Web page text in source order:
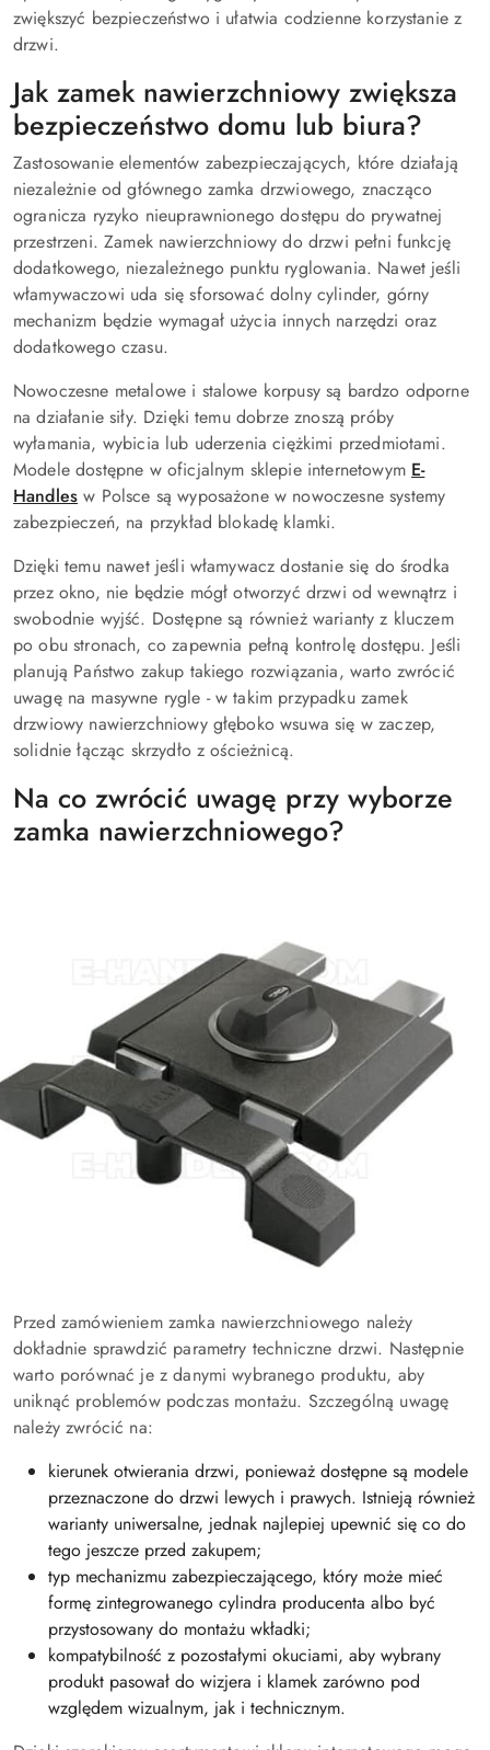
zwiększyć bezpieczeństwo i ułatwia codzienne korzystanie z
drzwi.
Jak zamek nawierzchniowy zwiększa
bezpieczeństwo domu lub biura?
Zastosowanie elementów zabezpieczających, które działają
niezależnie od głównego zamka drzwiowego, znacząco
ogranicza ryzyko nieuprawnionego dostępu do prywatnej
przestrzeni. Zamek nawierzchniowy do drzwi pełni funkcję
dodatkowego, niezależnego punktu ryglowania. Nawet jeśli
włamywaczowi uda się sforsować dolny cylinder, górny
mechanizm będzie wymagał użycia innych narzędzi oraz
dodatkowego czasu.
Nowoczesne metalowe i stalowe korpusy są bardzo odporne
na działanie siły. Dzięki temu dobrze znoszą próby
wyłamania, wybicia lub uderzenia ciężkimi przedmiotami.
Modele dostępne w oficjalnym sklepie internetowym E-
Handles w Polsce są wyposażone w nowoczesne systemy
zabezpieczeń, na przykład blokadę klamki.
Dzięki temu nawet jeśli włamywacz dostanie się do środka
przez okno, nie będzie mógł otworzyć drzwi od wewnątrz i
swobodnie wyjść. Dostępne są również warianty z kluczem
po obu stronach, co zapewnia pełną kontrolę dostępu. Jeśli
planują Państwo zakup takiego rozwiązania, warto zwrócić
uwagę na masywne rygle - w takim przypadku zamek
drzwiowy nawierzchniowy głęboko wsuwa się w zaczep,
solidnie łącząc skrzydło z ościeżnicą.
Na co zwrócić uwagę przy wyborze
zamka nawierzchniowego?
Przed zamówieniem zamka nawierzchniowego należy
dokładnie sprawdzić parametry techniczne drzwi. Następnie
warto porównać je z danymi wybranego produktu, aby
uniknąć problemów podczas montażu. Szczególną uwagę
należy zwrócić na:
kierunek otwierania drzwi, ponieważ dostępne są modele
przeznaczone do drzwi lewych i prawych. Istnieją również
warianty uniwersalne, jednak najlepiej upewnić się co do
tego jeszcze przed zakupem;
typ mechanizmu zabezpieczającego, który może mieć
formę zintegrowanego cylindra producenta albo być
przystosowany do montażu wkładki;
kompatybilność z pozostałymi okuciami, aby wybrany
produkt pasował do wizjera i klamek zarówno pod
względem wizualnym, jak i technicznym.